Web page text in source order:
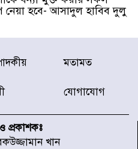
নেয়া হবে- আসাদুল হাবিব দুলু
খাতে অস্থিরতা তৈরির
একটি চক্র : প্রধানমন্ত্রী
বন্দর বন্ধ
মতামত
যোগাযোগ
প্রকাশকঃ
খান